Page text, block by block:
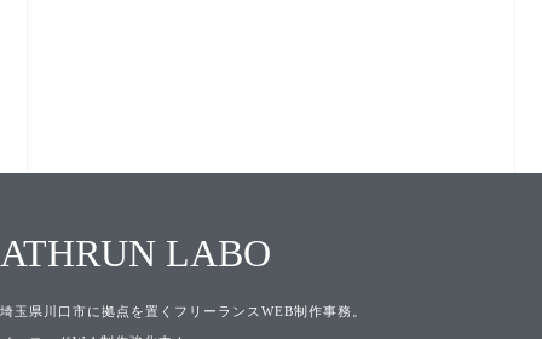
ATHRUN LABO
埼玉県川口市に拠点を置くフリーランスWEB制作事務。